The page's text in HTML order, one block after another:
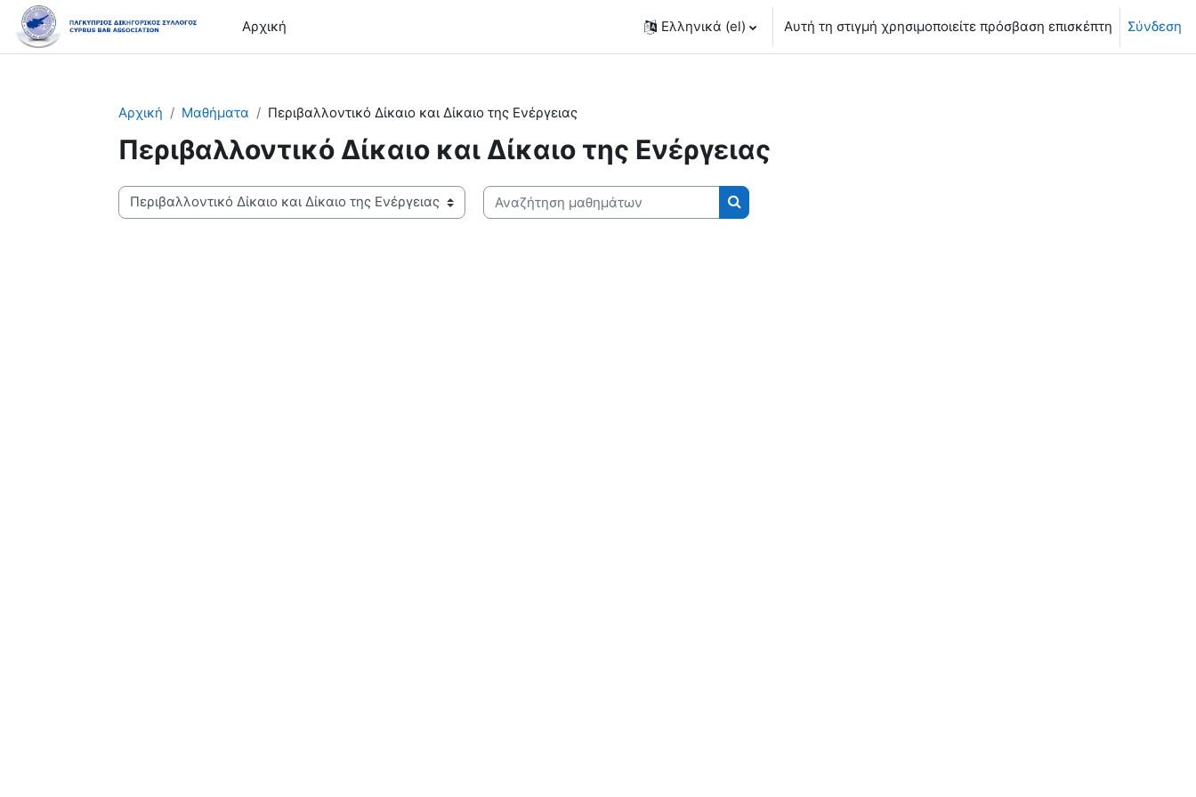
Μετάβαση στο κεντρικό περιεχόμενο
Αρχική
Ελληνικά ‎(el)‎ Αυτή τη στιγμή χρησιμοποιείτε πρόσβαση επισκέπτη Σύνδεση
Αρχική Μαθήματα Περιβαλλοντικό Δίκαιο και Δίκαιο της Ενέργειας
Περιβαλλοντικό Δίκαιο και Δίκαιο της Ενέργειας
Κατηγορίες μαθημάτων
Αναζήτηση μαθημάτων
Αναζήτηση μαθημάτων